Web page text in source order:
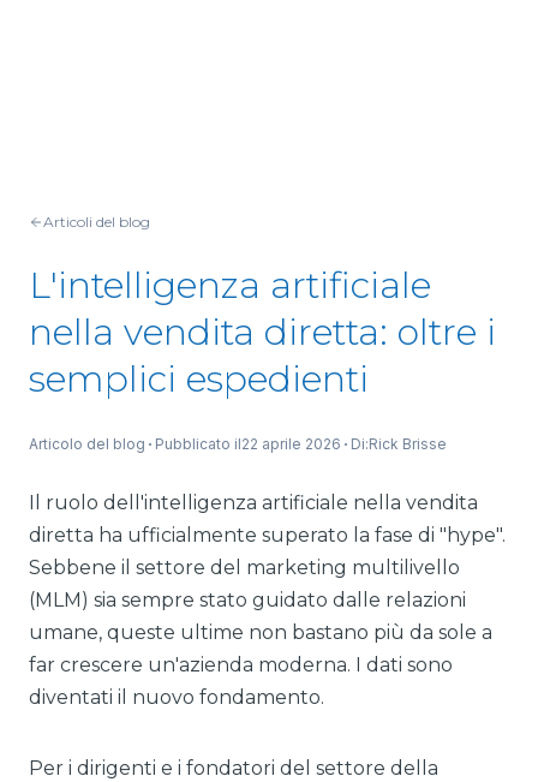
Articoli del blog
L'intelligenza artificiale
nella vendita diretta: oltre i
semplici espedienti
Articolo del blog Pubblicato il22 aprile 2026 Di:Rick Brisse
Il ruolo dell'intelligenza artificiale nella vendita
diretta ha ufficialmente superato la fase di "hype".
Sebbene il settore del marketing multilivello
(MLM) sia sempre stato guidato dalle relazioni
umane, queste ultime non bastano più da sole a
far crescere un'azienda moderna. I dati sono
diventati il nuovo fondamento.
Per i dirigenti e i fondatori del settore della